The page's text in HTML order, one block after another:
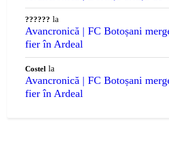
?????? la
Avancronică | FC Botoșani
fier în Ardeal
Costel la
Avancronică | FC Botoșani
fier în Ardeal